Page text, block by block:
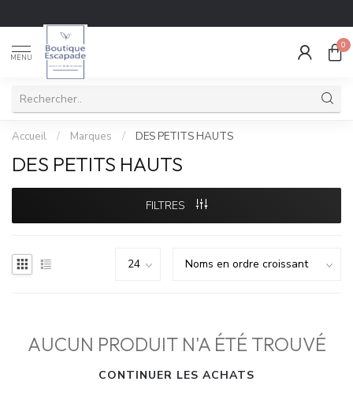
MENU
0
Accueil / Marques / DES PETITS HAUTS
DES PETITS HAUTS
FILTRES
AUCUN PRODUIT N'A ÉTÉ TROUVÉ
CONTINUER LES ACHATS